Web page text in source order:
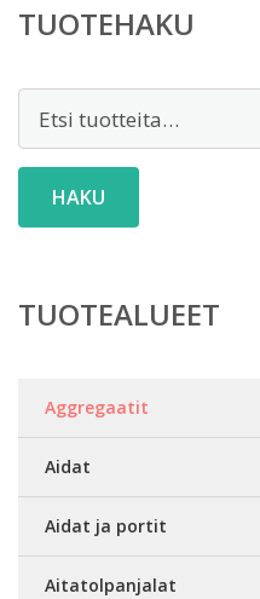
TUOTEHAKU
HAKU
TUOTEALUEET
Aggregaatit
Aidat
Aidat ja portit
Aitatolpanjalat